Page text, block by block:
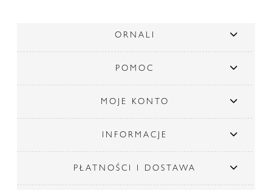
ORNALI
POMOC
MOJE KONTO
INFORMACJE
PŁATNOŚCI I DOSTAWA